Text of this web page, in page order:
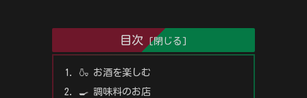
目次
🍶 お酒を楽しむ
🍳 調味料のお店